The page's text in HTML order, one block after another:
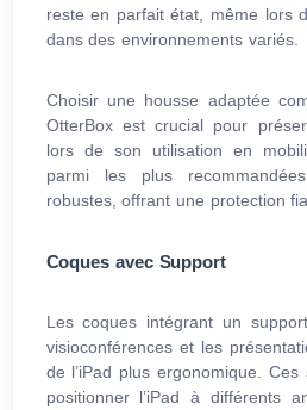
reste en parfait état, même lors
dans des environnements variés.
Choisir une housse adaptée
OtterBox est crucial pour
lors de son utilisation en
parmi les plus
robustes, offrant une protection
Coques avec Support
Les coques intégrant un
visioconférences et les
de l’iPad plus ergonomique.
positionner l’iPad à différents